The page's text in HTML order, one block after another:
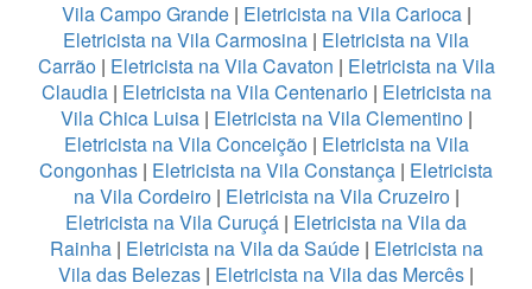
Vila Campo Grande| Eletricista na Vila Carioca|
Eletricista na Vila Carmosina | Eletricista na Vila
Carrão| Eletricista na Vila Cavaton | Eletricista na Vila
Claudia| Eletricista na Vila Centenario| Eletricista na
Vila Chica Luisa | Eletricista na Vila Clementino|
Eletricista na Vila Conceição| Eletricista na Vila
Congonhas | Eletricista na Vila Constança | Eletricista
na Vila Cordeiro| Eletricista na Vila Cruzeiro |
Eletricista na Vila Curuçá | Eletricista na Vila da
Rainha | Eletricista na Vila da Saúde| Eletricista na
Vila das Belezas | Eletricista na Vila das Mercês |